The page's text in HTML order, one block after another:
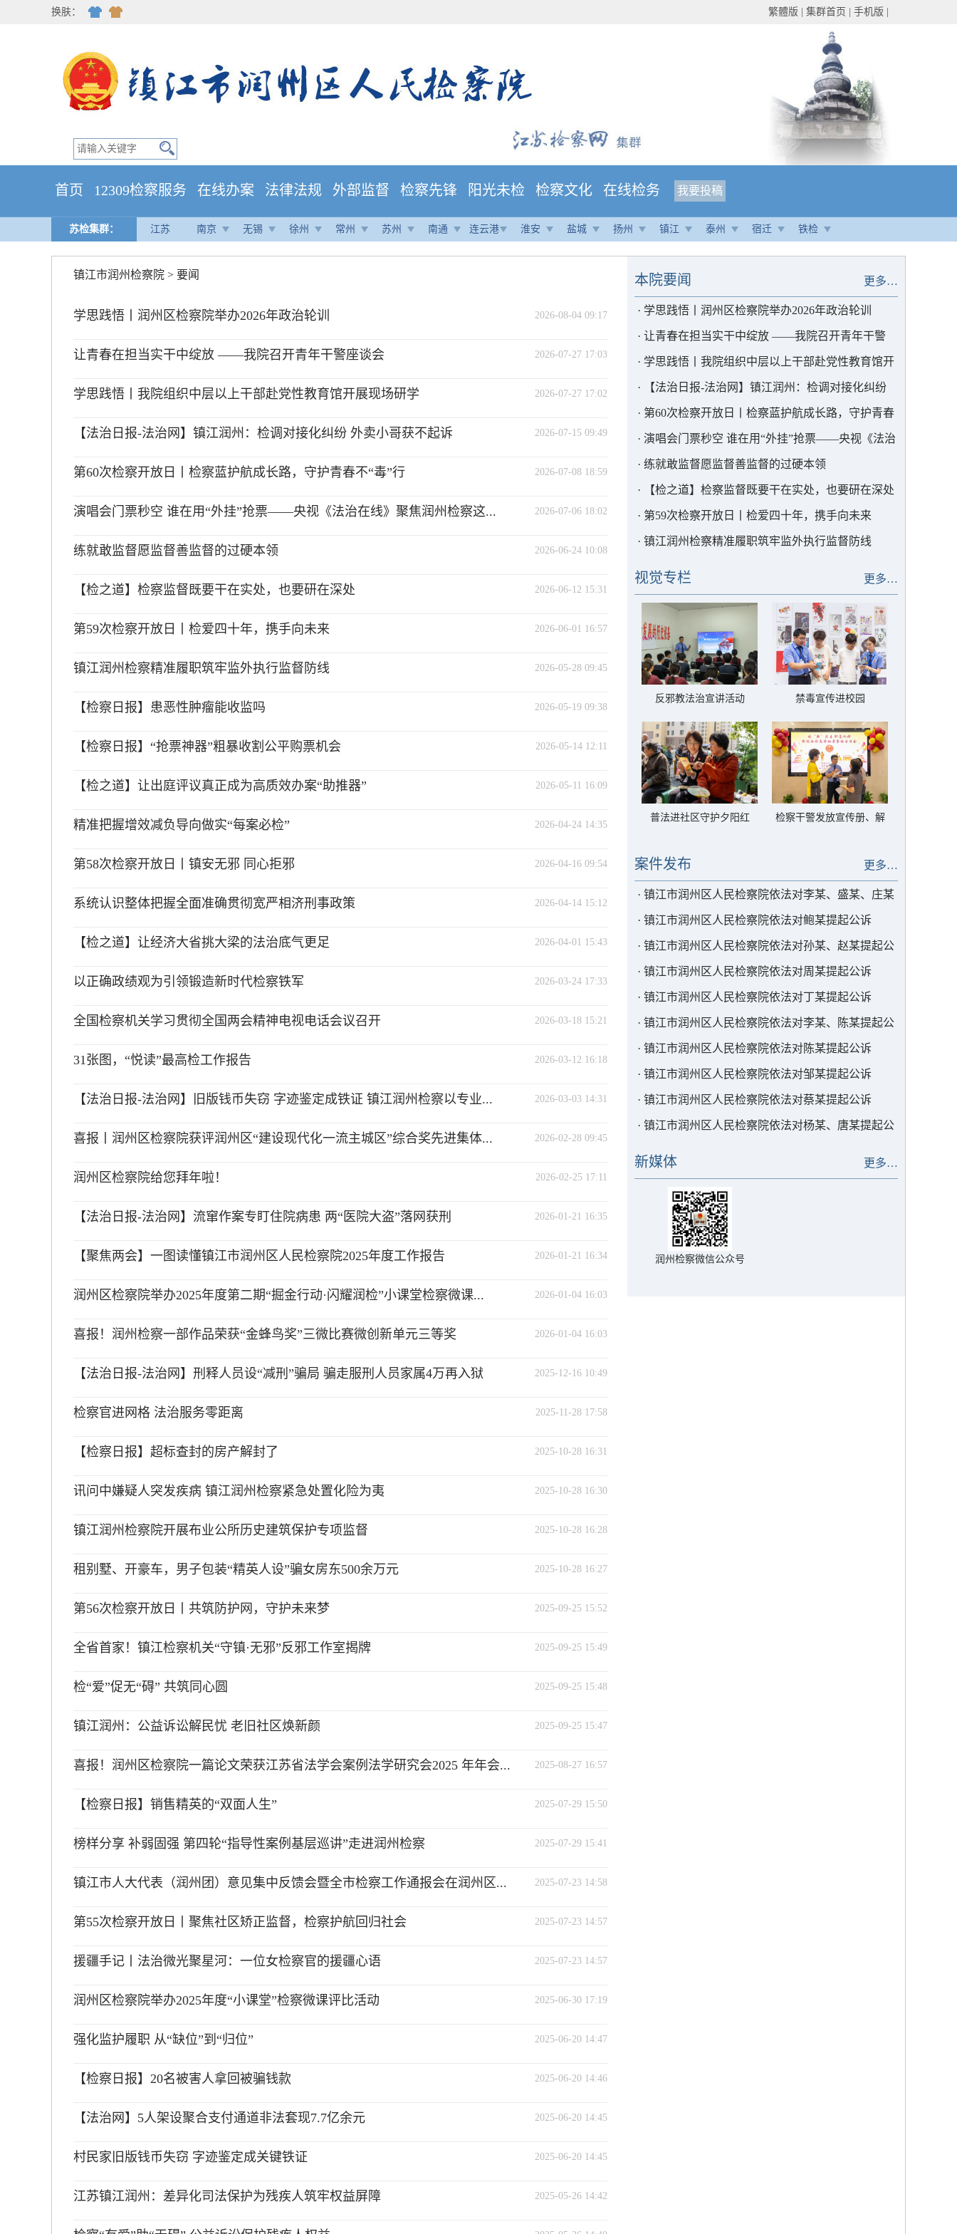
换肤： 繁體版 集群首页 手机版
首页 12309检察服务 在线办案 法律法规 外部监督 检察先锋 阳光未检 检察文化 在线检务 我要投稿
苏检集群： 江苏 南京 无锡 徐州 常州 苏州 南通 连云港 淮安 盐城 扬州 镇江 泰州 宿迁 铁检
镇江市润州检察院 > 要闻
2026-08-04 09:17
学思践悟丨润州区检察院举办2026年政治轮训
2026-07-27 17:03
让青春在担当实干中绽放 ——我院召开青年干警座谈会
2026-07-27 17:02
学思践悟丨我院组织中层以上干部赴党性教育馆开展现场研学
2026-07-15 09:49
【法治日报-法治网】镇江润州：检调对接化纠纷 外卖小哥获不起诉
2026-07-08 18:59
第60次检察开放日丨检察蓝护航成长路，守护青春不“毒”行
2026-07-06 18:02
演唱会门票秒空 谁在用“外挂”抢票——央视《法治在线》聚焦润州检察这...
2026-06-24 10:08
练就敢监督愿监督善监督的过硬本领
2026-06-12 15:31
【检之道】检察监督既要干在实处，也要研在深处
2026-06-01 16:57
第59次检察开放日丨检爱四十年，携手向未来
2026-05-28 09:45
镇江润州检察精准履职筑牢监外执行监督防线
2026-05-19 09:38
【检察日报】患恶性肿瘤能收监吗
2026-05-14 12:11
【检察日报】“抢票神器”粗暴收割公平购票机会
2026-05-11 16:09
【检之道】让出庭评议真正成为高质效办案“助推器”
2026-04-24 14:35
精准把握增效减负导向做实“每案必检”
2026-04-16 09:54
第58次检察开放日丨镇安无邪 同心拒邪
2026-04-14 15:12
系统认识整体把握全面准确贯彻宽严相济刑事政策
2026-04-01 15:43
【检之道】让经济大省挑大梁的法治底气更足
2026-03-24 17:33
以正确政绩观为引领锻造新时代检察铁军
2026-03-18 15:21
全国检察机关学习贯彻全国两会精神电视电话会议召开
2026-03-12 16:18
31张图，“悦读”最高检工作报告
2026-03-03 14:31
【法治日报-法治网】旧版钱币失窃 字迹鉴定成铁证 ​镇江润州检察以专业...
2026-02-28 09:45
喜报丨润州区检察院获评润州区“建设现代化一流主城区”综合奖先进集体...
2026-02-25 17:11
润州区检察院给您拜年啦！
2026-01-21 16:35
【法治日报-法治网】流窜作案专盯住院病患 两“医院大盗”落网获刑
2026-01-21 16:34
【聚焦两会】一图读懂镇江市润州区人民检察院2025年度工作报告
2026-01-04 16:03
润州区检察院举办2025年度第二期“掘金行动·闪耀润检”小课堂检察微课...
2026-01-04 16:03
喜报！润州检察一部作品荣获“金蜂鸟奖”三微比赛微创新单元三等奖
2025-12-16 10:49
【法治日报-法治网】刑释人员设“减刑”骗局 骗走服刑人员家属4万再入狱
2025-11-28 17:58
检察官进网格 法治服务零距离
2025-10-28 16:31
【检察日报】超标查封的房产解封了
2025-10-28 16:30
讯问中嫌疑人突发疾病 镇江润州检察紧急处置化险为夷
2025-10-28 16:28
镇江润州检察院开展布业公所历史建筑保护专项监督
2025-10-28 16:27
租别墅、开豪车，男子包装“精英人设”骗女房东500余万元
2025-09-25 15:52
第56次检察开放日丨共筑防护网，守护未来梦
2025-09-25 15:49
全省首家！镇江检察机关“守镇·无邪”反邪工作室揭牌
2025-09-25 15:48
检“爱”促无“碍” 共筑同心圆
2025-09-25 15:47
镇江润州：公益诉讼解民忧 老旧社区焕新颜
2025-08-27 16:57
喜报！润州区检察院一篇论文荣获江苏省法学会案例法学研究会2025 年年会...
2025-07-29 15:50
【检察日报】销售精英的“双面人生”
2025-07-29 15:41
榜样分享 补弱固强 第四轮“指导性案例基层巡讲”走进润州检察
2025-07-23 14:58
镇江市人大代表（润州团）意见集中反馈会暨全市检察工作通报会在润州区...
2025-07-23 14:57
第55次检察开放日丨聚焦社区矫正监督，检察护航回归社会
2025-07-23 14:57
援疆手记丨法治微光聚星河：一位女检察官的援疆心语
2025-06-30 17:19
润州区检察院举办2025年度“小课堂”检察微课评比活动
2025-06-20 14:47
强化监护履职 从“缺位”到“归位”
2025-06-20 14:46
【检察日报】20名被害人拿回被骗钱款
2025-06-20 14:45
【法治网】5人架设聚合支付通道非法套现7.7亿余元
2025-06-20 14:45
村民家旧版钱币失窃 字迹鉴定成关键铁证
2025-05-26 14:42
江苏镇江润州：差异化司法保护为残疾人筑牢权益屏障
更多…
本院要闻
· 学思践悟丨润州区检察院举办2026年政治轮训
· 让青春在担当实干中绽放 ——我院召开青年干警
座谈会
· 学思践悟丨我院组织中层以上干部赴党性教育馆开
展现场研学
· 【法治日报-法治网】镇江润州：检调对接化纠纷
外卖小哥获不起诉
· 第60次检察开放日丨检察蓝护航成长路，守护青春
不“毒”行
· 演唱会门票秒空 谁在用“外挂”抢票——央视《法治
在线》聚焦润州检察这起案件
· 练就敢监督愿监督善监督的过硬本领
· 【检之道】检察监督既要干在实处，也要研在深处
· 第59次检察开放日丨检爱四十年，携手向未来
· 镇江润州检察精准履职筑牢监外执行监督防线
更多…
视觉专栏
反邪教法治宣讲活动 禁毒宣传进校园
普法进社区守护夕阳红
检察干警发放宣传册、解
更多…
案件发布
· 镇江市润州区人民检察院依法对李某、盛某、庄某
提起公诉
· 镇江市润州区人民检察院依法对鲍某提起公诉
· 镇江市润州区人民检察院依法对孙某、赵某提起公
诉
· 镇江市润州区人民检察院依法对周某提起公诉
· 镇江市润州区人民检察院依法对丁某提起公诉
· 镇江市润州区人民检察院依法对李某、陈某提起公
诉
· 镇江市润州区人民检察院依法对陈某提起公诉
· 镇江市润州区人民检察院依法对邹某提起公诉
· 镇江市润州区人民检察院依法对蔡某提起公诉
· 镇江市润州区人民检察院依法对杨某、唐某提起公
更多…
新媒体
润州检察微信公众号